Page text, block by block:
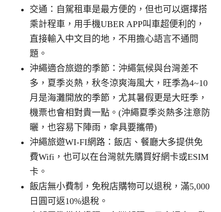
交通：自駕租車是最方便的，但也可以選擇搭
乘計程車，用手機UBER APP叫車超便利的，
直接輸入中文目的地，不用擔心語言不通問
題。
沖繩適合旅遊的季節：沖繩氣候與台灣差不
多，夏季炎熱，秋冬涼爽海風大，旺季為4~10
月是海灘開放的季節，尤其暑假更是大旺季，
機票也會相對貴一點。(沖繩夏季炎熱多注意防
曬，也容易下陣雨，傘具要攜帶)
沖繩旅遊WI-FI網路：飯店、餐廳大多提供免
費Wifi，也可以在台灣就先購買好網卡或ESIM
卡。
飯店無小費制，免稅店購物可以退稅，滿5,000
日圓可返10%退稅。